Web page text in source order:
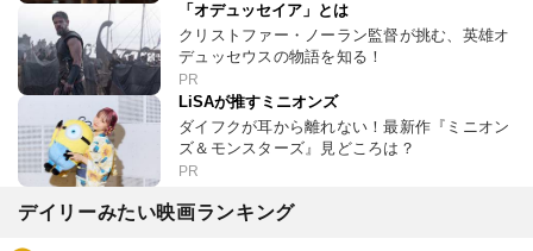
「オデュッセイア」とは
クリストファー・ノーラン監督が挑む、英雄オ
デュッセウスの物語を知る！
PR
LiSAが推すミニオンズ
ダイフクが耳から離れない！最新作『ミニオン
ズ＆モンスターズ』見どころは？
PR
デイリーみたい映画ランキング